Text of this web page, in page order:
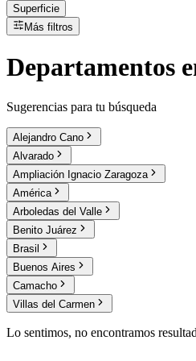
Superficie
Más filtros
Departamentos
Sugerencias para tu búsqueda
Alejandro Cano
Alvarado
Ampliación Ignacio Zaragoza
América
Arboledas del Valle
Benito Juárez
Brasil
Buenos Aires
Camacho
Villas del Carmen
Lo sentimos, no encontramos